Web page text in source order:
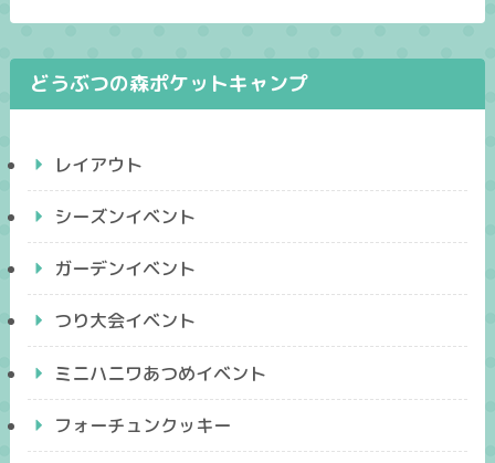
どうぶつの森ポケットキャンプ
レイアウト
シーズンイベント
ガーデンイベント
つり大会イベント
ミニハニワあつめイベント
フォーチュンクッキー